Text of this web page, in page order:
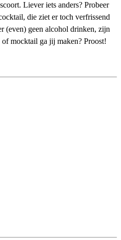
Liever iets anders? Probeer
, die ziet er toch verfrissend
(even) geen alcohol drinken, zijn
ofmocktail ga jij maken? Proost!